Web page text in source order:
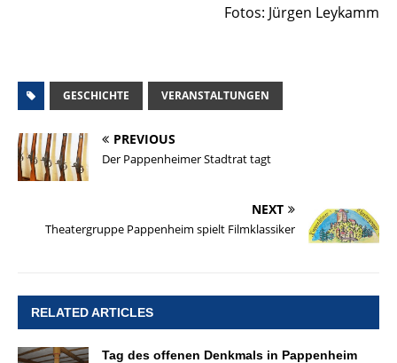
Fotos: Jürgen Leykamm
GESCHICHTE VERANSTALTUNGEN
PREVIOUS
Der Pappenheimer Stadtrat tagt
NEXT
Theatergruppe Pappenheim spielt Filmklassiker
RELATED ARTICLES
Tag des offenen Denkmals in Pappenheim